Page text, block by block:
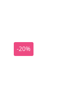
-20%